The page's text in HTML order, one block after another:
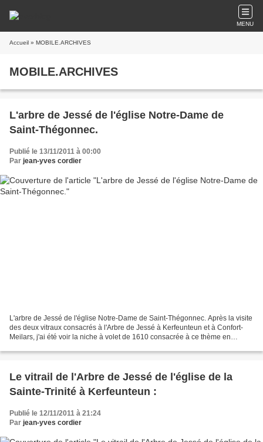
MENU
Accueil » MOBILE.ARCHIVES
MOBILE.ARCHIVES
L'arbre de Jessé de l'église Notre-Dame de
Saint-Thégonnec.
Publié le 13/11/2011 à 00:00
Par jean-yves cordier
L'arbre de Jessé de l'église Notre-Dame de Saint-Thégonnec. Après la visite
des deux vitraux consacrés à l'Arbre de Jessé à Kerfeunteun et à Confort-
Meilars, j'ai été voir la niche à volet de 1610 consacrée à ce thème en
Le vitrail de l'Arbre de Jessé de l'église de la
Sainte-Trinité à Kerfeunteun :
Publié le 12/11/2011 à 21:24
Par jean-yves cordier